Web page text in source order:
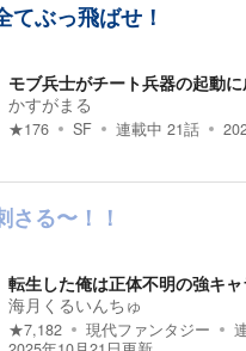
てぶっ飛ばせ！
モブ兵士がチート兵器の起動
かすがまる
★176 SF 連載中 21話
さる〜！！
転生した俺は正体不明の強キ
海月くるいんちゅ
★7,182 現代ファンタジー